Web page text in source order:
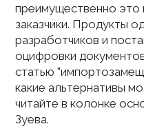
преимущественно это
заказчики. Продукты
разработчиков и
оцифровки
статью
какие альтернативы
читайте в колонке
Зуева.